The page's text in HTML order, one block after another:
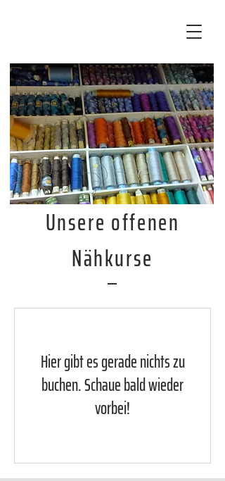
Unsere offenen
Nähkurse
Hier gibt es gerade nichts zu
buchen. Schaue bald wieder
vorbei!